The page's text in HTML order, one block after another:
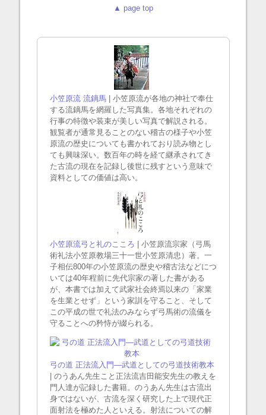
▲ page top
小笠原流 流鏑馬| 小笠原流が各地の神社で奉仕
する流鏑馬を網羅した写真集。各地それぞれの
行事の特徴や装束が美しい写真で解説される。
観覧者が通常見ることのない稽古の様子や小笠
原流の歴史についても書かれており読み物とし
ても興味深い。数百年の時を経て継承されてき
た古流の現在を記録し後世に残すという意味で
資料としての価値は高い。
小笠原流弓と礼のこころ | 小笠原流宗家（弓馬
術礼法小笠原教場三十一世小笠原清忠）著。一
子相伝800年の小笠原流の歴史や稽古法などにつ
いては40年程前に先代宗家の著した書がある
が、本書では加えて武家社会終焉以来の「家業
を生業とせず」という家訓を守ること、そして
この平成の世で礼法のみならず弓馬術の流儀を
守ることへの矜恃が綴られる。
弓の道 正法流入門―武道としての弓道技術教本
| のうあん先生こと正法流吉田能安先生の教えを
門人達が記録した書籍。のうあん先生は古流出
身ではないが、古流を深く研究した上で現代正
面射法を極めた人といえる。射法についての解